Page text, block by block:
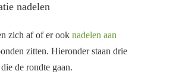
nadelen
zich af of er ook nadelen aan
zitten. Hieronder staan drie
de rondte gaan.